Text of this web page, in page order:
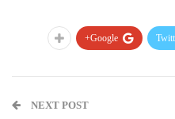
Google+
NEXT POST